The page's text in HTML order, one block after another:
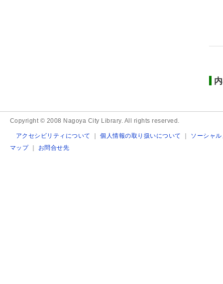
Copyright © 2008 Nagoya City Library. All rights reserved.
アクセシビリティについて ｜個人情報の取り扱いについて ｜ ソーシャ
マップ｜ お問合せ先